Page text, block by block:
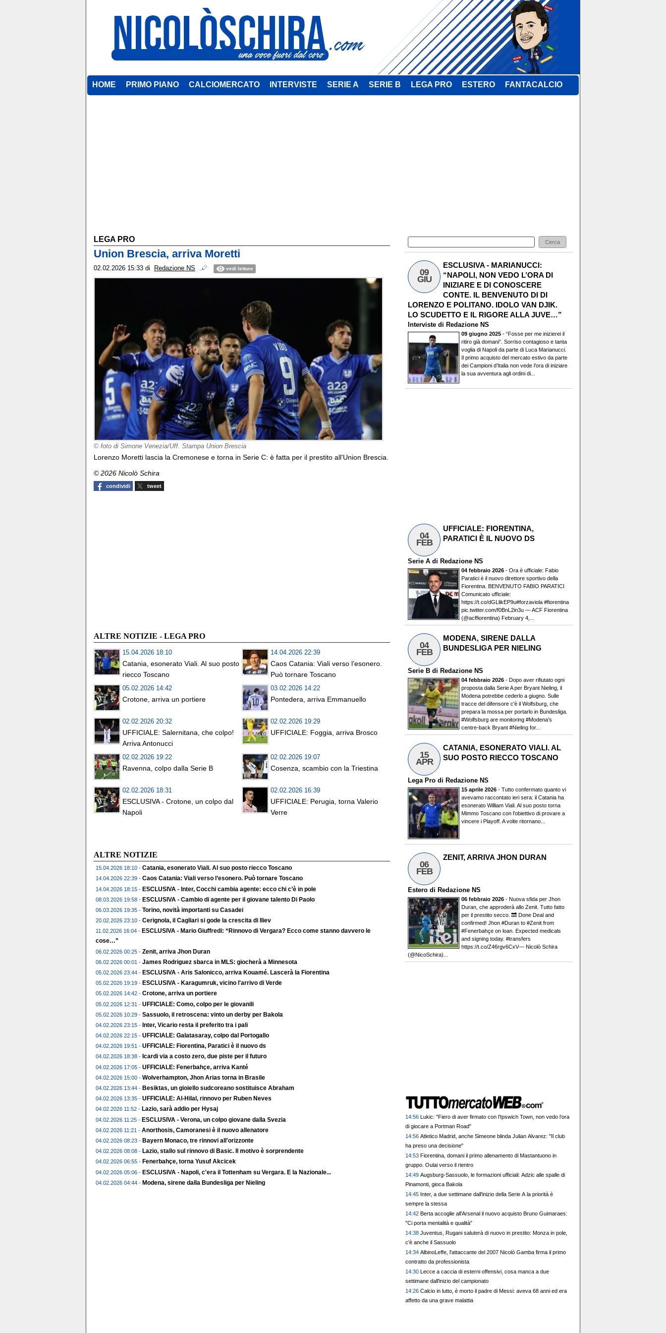
HOME PRIMO PIANO CALCIOMERCATO INTERVISTE SERIE A SERIE B LEGA PRO ESTERO FANTACALCIO
LEGA PRO
Union Brescia, arriva Moretti
02.02.2026 15:33 di Redazione NS vedi letture
© foto di Simone Venezia/Uff. Stampa Union Brescia
Lorenzo Moretti lascia la Cremonese e torna in Serie C: è fatta per il prestito all'Union Brescia.
© 2026 Nicolò Schira
condividi tweet
ALTRE NOTIZIE - LEGA PRO
15.04.2026 18:10
Catania, esonerato Viali. Al suo posto
riecco Toscano
14.04.2026 22:39
Caos Catania: Viali verso l’esonero.
Può tornare Toscano
05.02.2026 14:42
Crotone, arriva un portiere
03.02.2026 14:22
Pontedera, arriva Emmanuello
02.02.2026 20:32
UFFICIALE: Salernitana, che colpo!
Arriva Antonucci
02.02.2026 19:29
UFFICIALE: Foggia, arriva Brosco
02.02.2026 19:22
Ravenna, colpo dalla Serie B
02.02.2026 19:07
Cosenza, scambio con la Triestina
02.02.2026 18:31
ESCLUSIVA - Crotone, un colpo dal
Napoli
02.02.2026 16:39
UFFICIALE: Perugia, torna Valerio
Verre
ALTRE NOTIZIE
15.04.2026 18:10 - Catania, esonerato Viali. Al suo posto riecco Toscano
14.04.2026 22:39 - Caos Catania: Viali verso l’esonero. Può tornare Toscano
14.04.2026 18:15 - ESCLUSIVA - Inter, Cocchi cambia agente: ecco chi c’è in pole
08.03.2026 19:58 - ESCLUSIVA - Cambio di agente per il giovane talento Di Paolo
06.03.2026 19:35 - Torino, novità importanti su Casadei
20.02.2026 23:10 - Cerignola, il Cagliari si gode la crescita di Iliev
11.02.2026 16:04 - ESCLUSIVA - Mario Giuffredi: “Rinnovo di Vergara? Ecco come stanno davvero le
cose…”
06.02.2026 00:25 - Zenit, arriva Jhon Duran
06.02.2026 00:01 - James Rodriguez sbarca in MLS: giocherà a Minnesota
05.02.2026 23:44 - ESCLUSIVA - Aris Salonicco, arriva Kouamé. Lascerà la Fiorentina
05.02.2026 19:19 - ESCLUSIVA - Karagumruk, vicino l'arrivo di Verde
05.02.2026 14:42 - Crotone, arriva un portiere
05.02.2026 12:31 - UFFICIALE: Como, colpo per le giovanili
05.02.2026 10:29 - Sassuolo, il retroscena: vinto un derby per Bakola
04.02.2026 23:15 - Inter, Vicario resta il preferito tra i pali
04.02.2026 22:15 - UFFICIALE: Galatasaray, colpo dal Portogallo
04.02.2026 19:51 - UFFICIALE: Fiorentina, Paratici è il nuovo ds
04.02.2026 18:38 - Icardi via a costo zero, due piste per il futuro
04.02.2026 17:05 - UFFICIALE: Fenerbahçe, arriva Kanté
04.02.2026 15:00 - Wolverhampton, Jhon Arias torna in Brasile
04.02.2026 13:44 - Besiktas, un gioiello sudcoreano sostituisce Abraham
04.02.2026 13:35 - UFFICIALE: Al-Hilal, rinnovo per Ruben Neves
04.02.2026 11:52 - Lazio, sarà addio per Hysaj
04.02.2026 11:25 - ESCLUSIVA - Verona, un colpo giovane dalla Svezia
04.02.2026 11:21 - Anorthosis, Camoranesi è il nuovo allenatore
04.02.2026 08:23 - Bayern Monaco, tre rinnovi all'orizzonte
04.02.2026 08:08 - Lazio, stallo sul rinnovo di Basic. Il motivo è sorprendente
04.02.2026 06:55 - Fenerbahçe, torna Yusuf Akcicek
04.02.2026 05:06 - ESCLUSIVA - Napoli, c'era il Tottenham su Vergara. E la Nazionale...
04.02.2026 04:44 - Modena, sirene dalla Bundesliga per Nieling
09
GIU
ESCLUSIVA - MARIANUCCI:
“NAPOLI, NON VEDO L’ORA DI
INIZIARE E DI CONOSCERE
CONTE. IL BENVENUTO DI DI
LORENZO E POLITANO. IDOLO VAN DJIK.
LO SCUDETTO E IL RIGORE ALLA JUVE…”
Interviste di Redazione NS
09 giugno 2025 - “Fosse per me inizierei il
ritiro già domani”. Sorriso contagioso e tanta
voglia di Napoli da parte di Luca Marianucci.
Il primo acquisto del mercato estivo da parte
dei Campioni d’Italia non vede l’ora di iniziare
la sua avventura agli ordini di...
04
FEB
UFFICIALE: FIORENTINA,
PARATICI È IL NUOVO DS
Serie A di Redazione NS
04 febbraio 2026 - Ora è ufficiale: Fabio
Paratici è il nuovo direttore sportivo della
Fiorentina. BENVENUTO FABIO PARATICI️
Comunicato ufficiale:
https://t.co/dGLlikEP9u#forzaviola #fiorentina
pic.twitter.com/f0BnL2in3u — ACF Fiorentina
(@acffiorentina) February 4,...
04
FEB
MODENA, SIRENE DALLA
BUNDESLIGA PER NIELING
Serie B di Redazione NS
04 febbraio 2026 - Dopo aver rifiutato ogni
proposta dalla Serie A per Bryant Nieling, il
Modena potrebbe cederlo a giugno. Sulle
tracce del difensore c'è il Wolfsburg, che
prepara la mossa per portarlo in Bundesliga.
#Wolfsburg are monitoring #Modena’s
centre-back Bryant #Nieling for...
15
APR
CATANIA, ESONERATO VIALI. AL
SUO POSTO RIECCO TOSCANO
Lega Pro di Redazione NS
15 aprile 2026 - Tutto confermato quanto vi
avevamo raccontato ieri sera: il Catania ha
esonerato William Viali. Al suo posto torna
Mimmo Toscano con l'obiettivo di provare a
vincere i Playoff. A volte ritornano...
06
FEB
ZENIT, ARRIVA JHON DURAN
Estero di Redazione NS
06 febbraio 2026 - Nuova sfida per Jhon
Duran, che approderà allo Zenit. Tutto fatto
per il prestito secco. 🔜 Done Deal and
confirmed! Jhon #Duran to #Zenit from
#Fenerbahçe on loan. Expected medicals
and signing today. #transfers
https://t.co/Z46rgv6CxV— Nicolò Schira
(@NicoSchira)...
14:56 Lukic: "Fiero di aver firmato con l'Ipswich Town, non vedo l’ora
di giocare a Portman Road"
14:56 Atletico Madrid, anche Simeone blinda Julian Alvarez: "Il club
ha preso una decisione"
14:53 Fiorentina, domani il primo allenamento di Mastantuono in
gruppo. Oulai verso il rientro
14:49 Augsburg-Sassuolo, le formazioni ufficiali: Adzic alle spalle di
Pinamonti, gioca Bakola
14:45 Inter, a due settimane dall'inizio della Serie A la priorità è
sempre la stessa
14:42 Berta accoglie all'Arsenal il nuovo acquisto Bruno Guimaraes:
"Ci porta mentalità e qualità"
14:38 Juventus, Rugani saluterà di nuovo in prestito: Monza in pole,
c'è anche il Sassuolo
14:34 AlbinoLeffe, l'attaccante del 2007 Nicolò Gamba firma il primo
contratto da professionista
14:30 Lecce a caccia di esterni offensivi, cosa manca a due
settimane dall'inizio del campionato
14:26 Calcio in lutto, è morto il padre di Messi: aveva 68 anni ed era
affetto da una grave malattia